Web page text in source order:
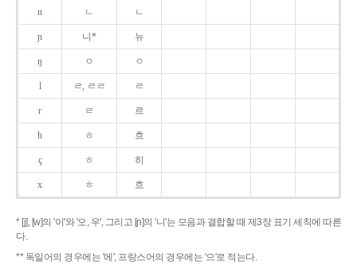
n ㄴ ㄴ
ɲ 니* 뉴
ŋ ㅇ ㅇ
l ㄹ, ㄹㄹ ㄹ
r ㄹ 르
h ㅎ 흐
ç ㅎ 히
x ㅎ 흐
* [j], [w]의 '이'와 '오, 우', 그리고 [ɲ]의 '니'는 모음과 결합할 때 제3장 표기 세칙에 따른
다.
** 독일어의 경우에는 '에', 프랑스어의 경우에는 '으'로 적는다.